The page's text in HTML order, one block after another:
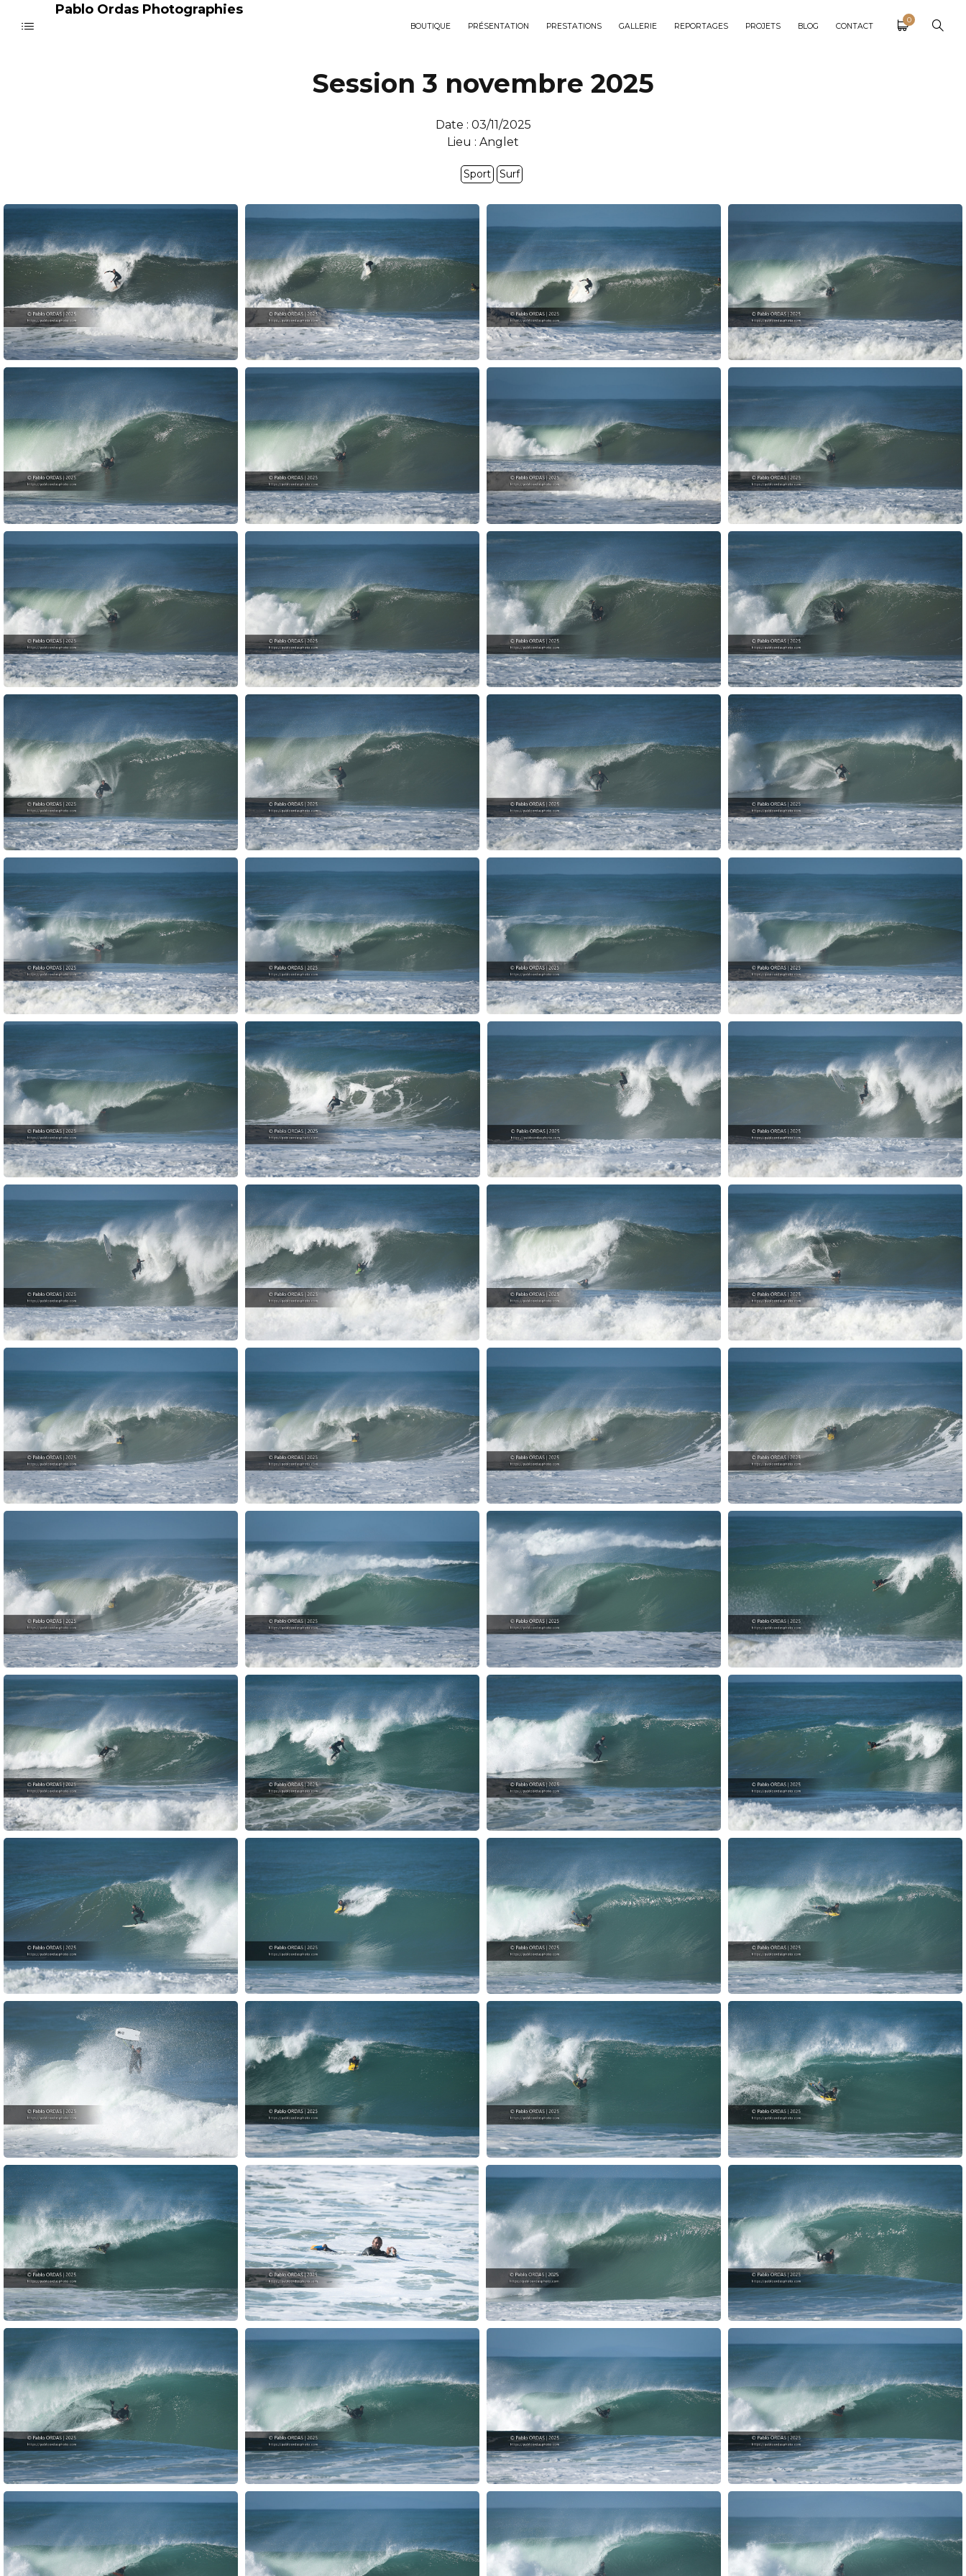
Pablo Ordas Photographies
BOUTIQUE PRÉSENTATION PRESTATIONS GALLERIE REPORTAGES PROJETS BLOG CONTACT
0
Session 3 novembre 2025
Date : 03/11/2025
Lieu : Anglet
Sport Surf